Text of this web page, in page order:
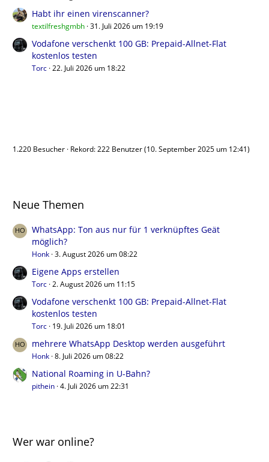
Habt ihr einen virenscanner?
textilfreshgmbh 31. Juli 2026 um 19:19
Vodafone verschenkt 100 GB: Prepaid-Allnet-Flat
kostenlos testen
Torc 22. Juli 2026 um 18:22
1.220 Besucher Rekord: 222 Benutzer (10. September 2025 um 12:41)
Neue Themen
WhatsApp: Ton aus nur für 1 verknüpftes Geät
möglich?
Honk 3. August 2026 um 08:22
Eigene Apps erstellen
Torc 2. August 2026 um 11:15
Vodafone verschenkt 100 GB: Prepaid-Allnet-Flat
kostenlos testen
Torc 19. Juli 2026 um 18:01
mehrere WhatsApp Desktop werden ausgeführt
Honk 8. Juli 2026 um 08:22
National Roaming in U-Bahn?
pithein 4. Juli 2026 um 22:31
Wer war online?